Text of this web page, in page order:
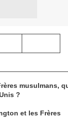
musulmans,
?
et les Frères